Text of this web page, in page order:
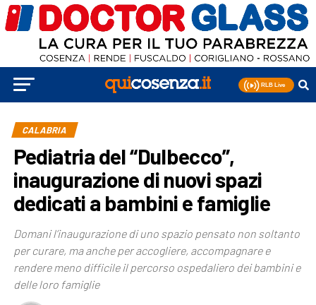
CALABRIA
Pediatria del “Dulbecco”,
inaugurazione di nuovi spazi
dedicati a bambini e famiglie
Domani l’inaugurazione di uno spazio pensato non soltanto
per curare, ma anche per accogliere, accompagnare e
rendere meno difficile il percorso ospedaliero dei bambini e
delle loro famiglie